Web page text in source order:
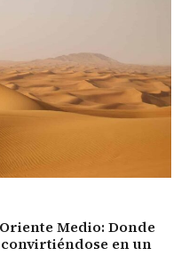
Medio: Donde
en un